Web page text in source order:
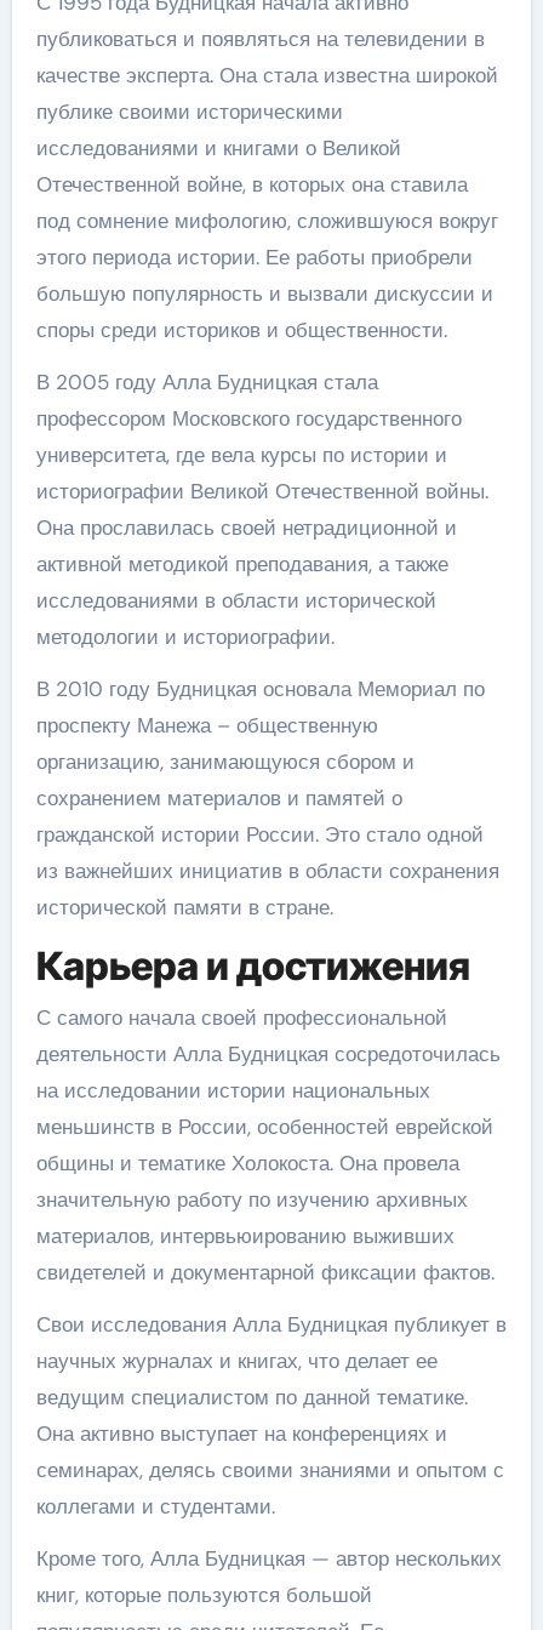
публиковаться и появляться на телевидении в
качестве эксперта. Она стала известна широкой
публике своими историческими
исследованиями и книгами о Великой
Отечественной войне, в которых она ставила
под сомнение мифологию, сложившуюся вокруг
этого периода истории. Ее работы приобрели
большую популярность и вызвали дискуссии и
споры среди историков и общественности.
В 2005 году Алла Будницкая стала
профессором Московского государственного
университета, где вела курсы по истории и
историографии Великой Отечественной войны.
Она прославилась своей нетрадиционной и
активной методикой преподавания, а также
исследованиями в области исторической
методологии и историографии.
В 2010 году Будницкая основала Мемориал по
проспекту Манежа – общественную
организацию, занимающуюся сбором и
сохранением материалов и памятей о
гражданской истории России. Это стало одной
из важнейших инициатив в области сохранения
исторической памяти в стране.
Карьера и достижения
С самого начала своей профессиональной
деятельности Алла Будницкая сосредоточилась
на исследовании истории национальных
меньшинств в России, особенностей еврейской
общины и тематике Холокоста. Она провела
значительную работу по изучению архивных
материалов, интервьюированию выживших
свидетелей и документарной фиксации фактов.
Свои исследования Алла Будницкая публикует в
научных журналах и книгах, что делает ее
ведущим специалистом по данной тематике.
Она активно выступает на конференциях и
семинарах, делясь своими знаниями и опытом с
коллегами и студентами.
Кроме того, Алла Будницкая — автор нескольких
книг, которые пользуются большой